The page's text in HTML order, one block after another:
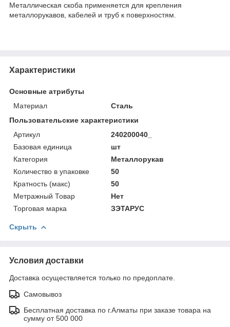
Металлическая скоба применяется для крепления
металлорукавов, кабелей и труб к поверхностям.
Характеристики
Основные атрибуты
Материал
Сталь
Пользовательские характеристики
Артикул
240200040_
Базовая единица
шт
Категория
Металлорукав
Количество в упаковке
50
Кратность (макс)
50
Метражный Товар
Нет
Торговая марка
ЗЭТАРУС
Скрыть
Условия доставки
Доставка осуществляется только по предоплате.
Самовывоз
Бесплатная доставка по г.Алматы при заказе товара на
сумму от 500 000